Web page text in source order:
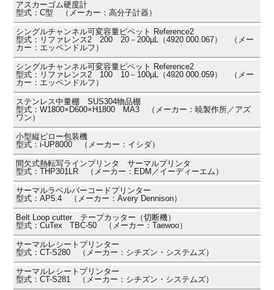
アスカーゴム硬度計
型式：C型 （メーカー：高分子計器）
シングルチャンネル可変容量ピペット Reference2
型式：リファレンス2 200 20－200µL（4920 000.067） （メー
カー：エッペンドルフ）
シングルチャンネル可変容量ピペット Reference2
型式：リファレンス2 100 10－100µL（4920 000.059） （メー
カー：エッペンドルフ）
ステンレス中量棚 SUS304物品棚
型式：W1800×D600×H1800 MA3 （メーカー：暁製作所／アズ
ワン）
小型縦ピロー包装機
型式：i-UP8000 （メーカー：イシダ）
間欠式熱転写ラインプリンタ サーマルプリンタ
型式：THP301LR （メーカー：EDM／イーディーエム）
サーマルラベルバーコードプリンター
型式：AP5.4 （メーカー：Avery Dennison）
Belt Loop cutter テープカッター（切断機）
型式：CuTex TBC-50 （メーカー：Taewoo）
サーマルレシートプリンター
型式：CT-S280 （メーカー：シチズン・システムズ）
サーマルレシートプリンター
型式：CT-S281 （メーカー：シチズン・システムズ）